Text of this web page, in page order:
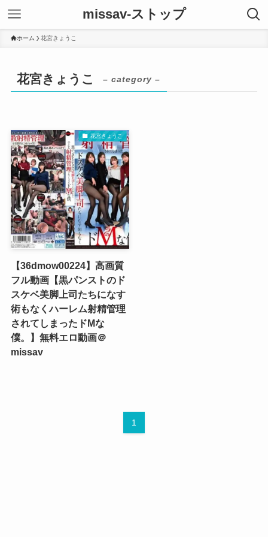
missav-ストップ
ホーム 花宮きょうこ
花宮きょうこ – category –
花宮きょうこ
【36dmow00224】高画質
フル動画【黒パンストのド
スケベ美脚上司たちになす
術もなくハーレム射精管理
されてしまったドMな
僕。】無料エロ動画＠
missav
1